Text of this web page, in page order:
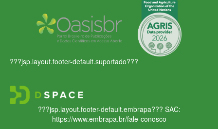
???jsp.layout.footer-default.suportado???
???jsp.layout.footer-default.embrapa??? SAC:
https://www.embrapa.br/fale-conosco